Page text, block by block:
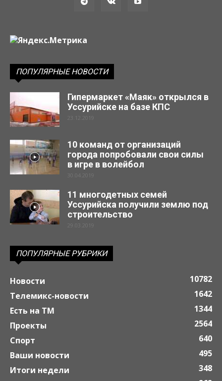
ПОПУЛЯРНЫЕ НОВОСТИ
Гипермаркет «Маяк» открылся в
Уссурийске на базе КПС
23.12.2019
10 команд от организаций
города попробовали свои силы
в игре в волейбол
30.04.2019
11 многодетных семей
Уссурийска получили землю под
строительство
29.03.2019
ПОПУЛЯРНЫЕ РУБРИКИ
Новости
10782
Телемикс-новости
1642
Есть на ТМ
1344
Проекты
2564
Спорт
640
Ваши новости
495
Итоги недели
348